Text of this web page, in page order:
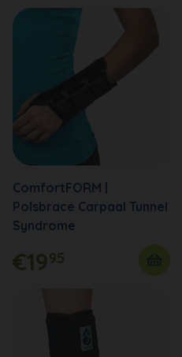
ComfortFORM |
Polsbrace Carpaal Tunnel
Syndrome
€1995